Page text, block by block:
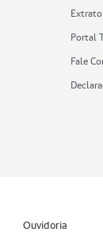
Portal
Fale
Ouvidoria